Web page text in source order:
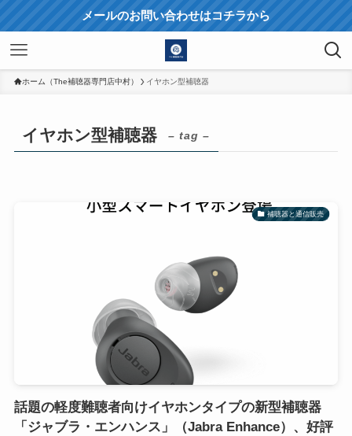
メールのお問い合わせはコチラから
ホーム（The補聴器専門店中村） イヤホン型補聴器
イヤホン型補聴器 – tag –
補聴器と通信販売
話題の軽度難聴者向けイヤホンタイプの新型補聴器
「ジャブラ・エンハンス」（Jabra Enhance）、好評